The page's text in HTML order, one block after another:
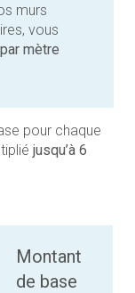
murs
vous
mètre
pour chaque
jusqu’à 6
Montant
de base